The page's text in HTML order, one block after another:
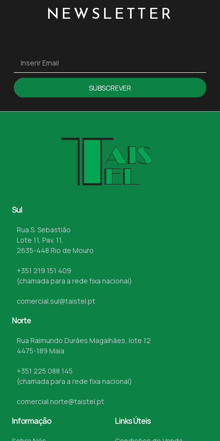
NEWSLETTER
SUBSCREVER
Sul
Rua S. Sebastião
Lote 11, Pav. 11,
2635-448 Rio de Mouro
+351 219 151 409
(chamada para a rede fixa nacional)
comercial.sul@taistel.pt
Norte
Rua Raimundo Durães Magalhães, lote 12
4475-189 Maia
+351 225 088 145
(chamada para a rede fixa nacional)
comercial.norte@taistel.pt
Informação Links Úteis